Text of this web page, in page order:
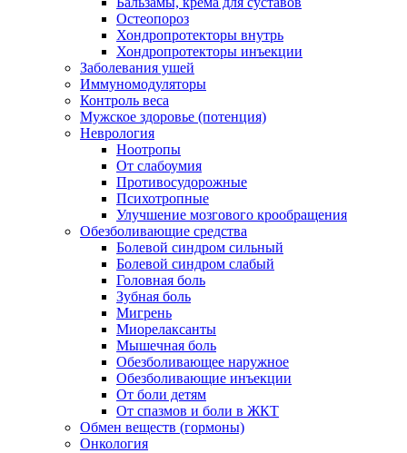
Остеопороз
Хондропротекторы внутрь
Хондропротекторы инъекции
Заболевания ушей
Иммуномодуляторы
Контроль веса
Мужское здоровье (потенция)
Неврология
Ноотропы
От слабоумия
Противосудорожные
Психотропные
Улучшение мозгового крообращения
Обезболивающие средства
Болевой синдром сильный
Болевой синдром слабый
Головная боль
Зубная боль
Мигрень
Миорелаксанты
Мышечная боль
Обезболивающее наружное
Обезболивающие инъекции
От боли детям
От спазмов и боли в ЖКТ
Обмен веществ (гормоны)
Онкология